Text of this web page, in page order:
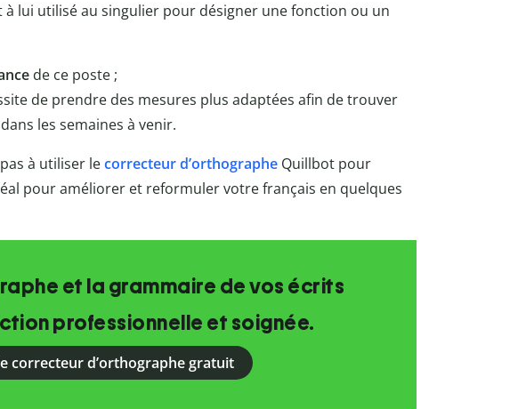
à lui utilisé au singulier pour désigner une fonction ou un
de ce poste ;
de prendre des mesures plus adaptées afin de trouver
les semaines à venir.
à utiliser lecorrecteur d’orthographeQuillbot pour
pour améliorer et reformuler votre français en quelques
et la grammaire de vos écrits
professionnelle et soignée.
correcteur d’orthographe gratuit